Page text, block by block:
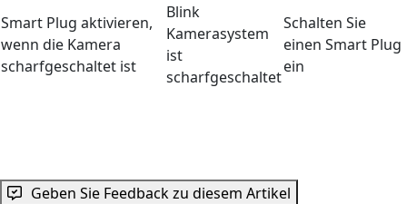
Smart Plug aktivieren,
wenn die Kamera
scharfgeschaltet ist
Blink
Kamerasystem
ist
scharfgeschaltet
Schalten Sie
einen Smart Plug
ein
Geben Sie Feedback zu diesem Artikel